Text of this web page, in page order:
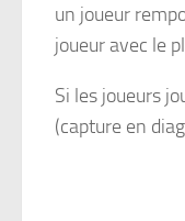
un joueur
joueur avec le
Si les joueurs
(capture en